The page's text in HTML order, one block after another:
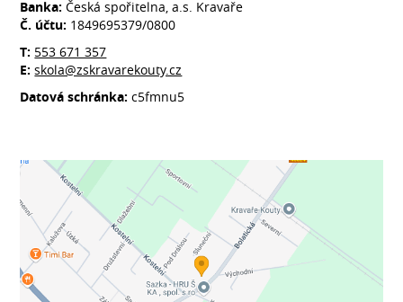
Banka:Česká spořitelna, a.s. Kravaře
Č. účtu: 1849695379/0800
T: 553 671 357
E:skola@zskravarekouty.cz
Datová schránka:c5fmnu5